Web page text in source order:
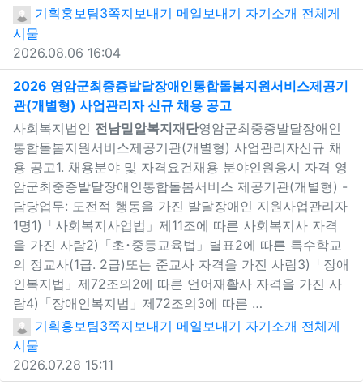
기획홍보팀3쪽지보내기 메일보내기 자기소개 전체게
시물
2026.08.06 16:04
2026 영암군최중증발달장애인통합돌봄지원서비스제공기
관(개별형) 사업관리자 신규 채용 공고
새창으로 보기
사회복지법인 전남밀알복지재단영암군최중증발달장애인
통합돌봄지원서비스제공기관(개별형) 사업관리자신규 채
용 공고1. 채용분야 및 자격요건채용 분야인원응시 자격 영
암군최중증발달장애인통합돌봄서비스 제공기관(개별형) -
담당업무: 도전적 행동을 가진 발달장애인 지원사업관리자
1명1)「사회복지사업법」제11조에 따른 사회복지사 자격
을 가진 사람2)「초･중등교육법」별표2에 따른 특수학교
의 정교사(1급. 2급)또는 준교사 자격을 가진 사람3)「장애
인복지법」제72조의2에 따른 언어재활사 자격을 가진 사
람4)「장애인복지법」제72조의3에 따른 …
기획홍보팀3쪽지보내기 메일보내기 자기소개 전체게
시물
2026.07.28 15:11